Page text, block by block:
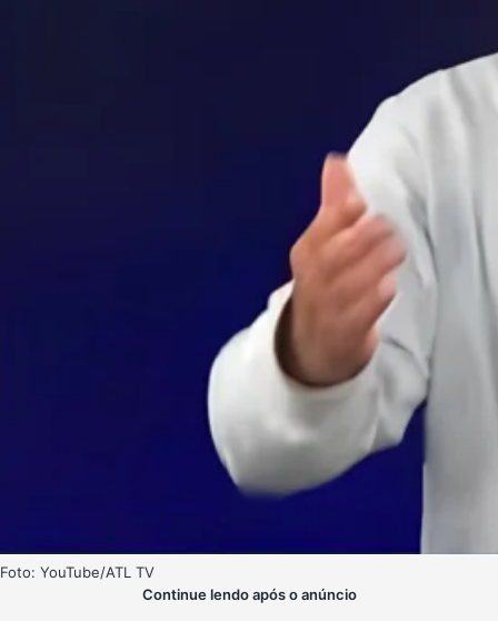
Foto: YouTube/ATL TV
Continue lendo após o anúncio